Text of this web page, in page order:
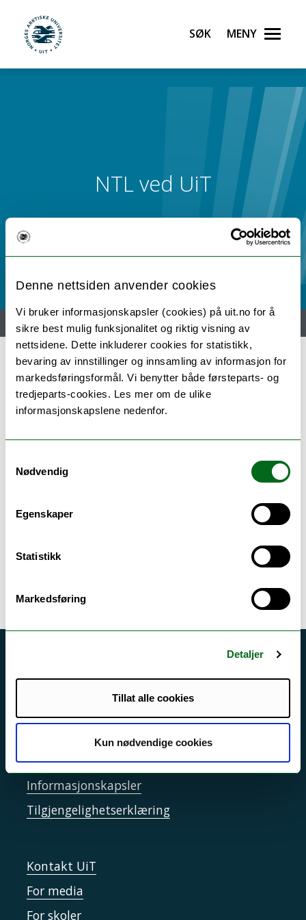
Denne nettsiden anvender cookies
Vi bruker informasjonskapsler (cookies) på uit.no for å
sikre best mulig funksjonalitet og riktig visning av
nettsidene. Dette inkluderer cookies for statistikk,
bevaring av innstillinger og innsamling av informasjon for
markedsføringsformål. Vi benytter både førsteparts- og
tredjeparts-cookies. Les mer om de ulike
informasjonskapslene nedenfor.
Nødvendig
Egenskaper
Statistikk
Markedsføring
Detaljer
Tillat alle cookies
Kun nødvendige cookies
UiT Noregs arktiske universitet
Søk Meny
NTL ved UiT
Hjem Nyheter Engelsk / English
Informasjon om lokale
forhandlinger 2016
På intranett finner du en side
med nyttig informasjon om
lokale forhandlinger 2016.
Personvern ved UiT
Sikkerhet, beredskap og personvern
Informasjonskapsler
Tilgjengelighetserklæring
Kontakt UiT
For media
For skoler